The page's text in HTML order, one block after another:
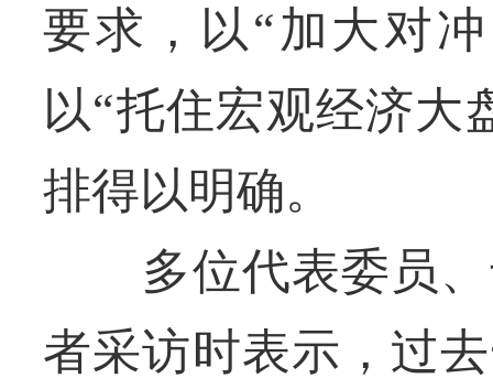
要求，以“加大对
以“托住宏观经济大
排得以明确。
多位代表委员、
者采访时表示，过